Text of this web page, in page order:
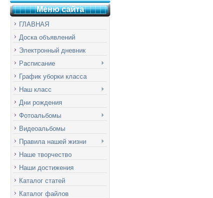
Меню сайта
ГЛАВНАЯ
Доска объявлений
Электронный дневник
Расписание
График уборки класса
Наш класс
Дни рождения
Фотоальбомы
Видеоальбомы
Правила нашей жизни
Наше творчество
Наши достижения
Каталог статей
Каталог файлов